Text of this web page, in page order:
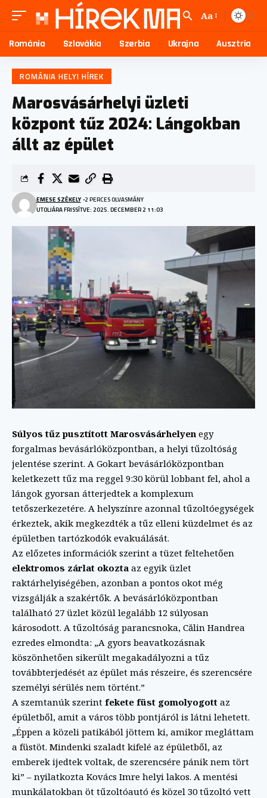
Aa
Románia Szlovákia Szerbia Ukrajna Ausztria
ROMÁNIA HELYI HÍREK
Marosvásárhelyi üzleti
központ tűz 2024: Lángokban
állt az épület
UTOLJÁRA FRISSÍTVE: 2025. DECEMBER 2 11:03
EMESE SZÉKELY 2 PERCES OLVASMÁNY
Súlyos tűz pusztított Marosvásárhelyen egy
forgalmas bevásárlóközpontban, a helyi tűzoltóság
jelentése szerint. A Gokart bevásárlóközpontban
keletkezett tűz ma reggel 9:30 körül lobbant fel, ahol a
lángok gyorsan átterjedtek a komplexum
tetőszerkezetére. A helyszínre azonnal tűzoltóegységek
érkeztek, akik megkezdték a tűz elleni küzdelmet és az
épületben tartózkodók evakuálását.
Az előzetes információk szerint a tüzet feltehetően
elektromos zárlat okozta az egyik üzlet
raktárhelyiségében, azonban a pontos okot még
vizsgálják a szakértők. A bevásárlóközpontban
található 27 üzlet közül legalább 12 súlyosan
károsodott. A tűzoltóság parancsnoka, Călin Handrea
ezredes elmondta: „A gyors beavatkozásnak
köszönhetően sikerült megakadályozni a tűz
továbbterjedését az épület más részeire, és szerencsére
személyi sérülés nem történt.”
A szemtanúk szerint fekete füst gomolyogott az
épületből, amit a város több pontjáról is látni lehetett.
„Éppen a közeli patikából jöttem ki, amikor megláttam
a füstöt. Mindenki szaladt kifelé az épületből, az
emberek ijedtek voltak, de szerencsére pánik nem tört
ki” – nyilatkozta Kovács Imre helyi lakos. A mentési
munkálatokban öt tűzoltóautó és közel 30 tűzoltó vett